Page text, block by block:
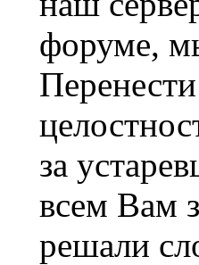
форуме,
за
всем Вам
решали